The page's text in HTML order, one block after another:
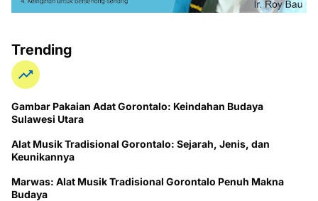
Trending
Gambar Pakaian Adat Gorontalo: Keindahan Budaya
Sulawesi Utara
Alat Musik Tradisional Gorontalo: Sejarah, Jenis, dan
Keunikannya
Marwas: Alat Musik Tradisional Gorontalo Penuh Makna
Budaya